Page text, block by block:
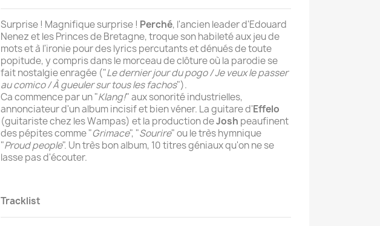
Surprise ! Magnifique surprise ! Perché, l'ancien leader d'Edouard
Nenez et les Princes de Bretagne, troque son habileté aux jeu de
mots et à l'ironie pour des lyrics percutants et dénués de toute
popitude, y compris dans le morceau de clôture où la parodie se
fait nostalgie enragée ("Le dernier jour du pogo / Je veux le passer
au comico / À gueuler sur tous les fachos").
Ca commence par un "Klang!" aux sonorité industrielles,
annonciateur d'un album incisif et bien véner. La guitare d'Effelo
(guitariste chez les Wampas) et la production deJosh peaufinent
des pépites comme "Grimace", "Sourire" ou le très hymnique
"Proud people". Un très bon album, 10 titres géniaux qu'on ne se
lasse pas d'écouter.
Tracklist